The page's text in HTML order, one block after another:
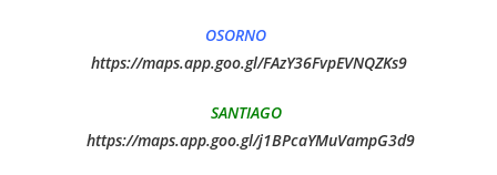
OSORNO
https://maps.app.goo.gl/FAzY36FvpEVNQZKs9
SANTIAGO
https://maps.app.goo.gl/j1BPcaYMuVampG3d9